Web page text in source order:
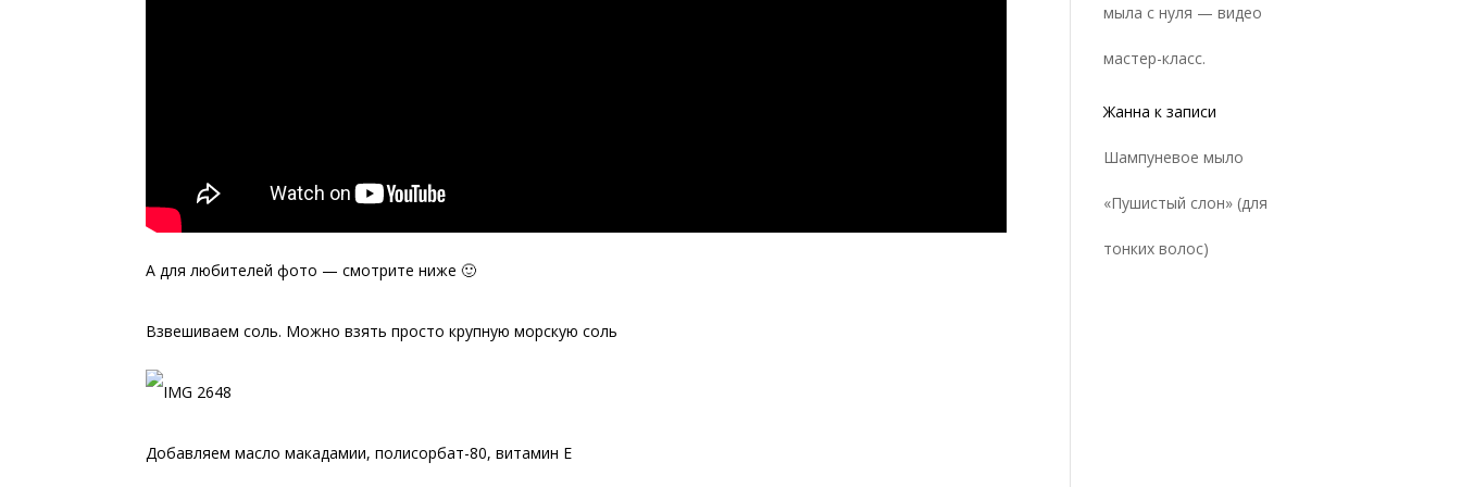
А для любителей фото — смотрите ниже 🙂
Взвешиваем соль. Можно взять просто крупную морскую соль
Добавляем масло макадамии, полисорбат-80, витамин Е
мыла с нуля — видео
мастер-класс.
Жанна к записи
Шампуневое мыло
«Пушистый слон» (для
тонких волос)